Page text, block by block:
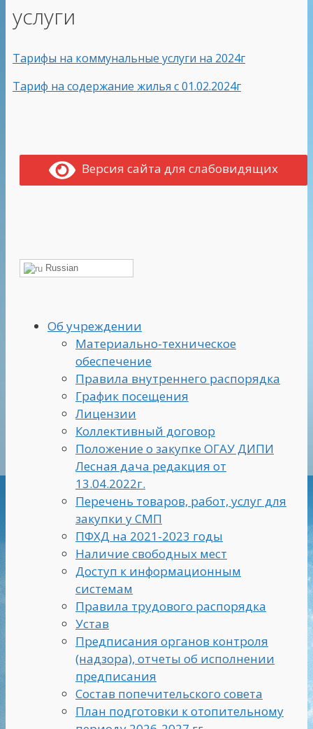
услуги
Тарифы на коммунальные услуги на 2024г
Тариф на содержание жилья с 01.02.2024г
Версия сайта для слабовидящих
Russian
Об учреждении
Материально-техническое
обеспечение
Правила внутреннего распорядка
График посещения
Лицензии
Коллективный договор
Положение о закупке ОГАУ ДИПИ
Лесная дача редакция от
13.04.2022г.
Перечень товаров, работ, услуг для
закупки у СМП
ПФХД на 2021-2023 годы
Наличие свободных мест
Доступ к информационным
системам
Правила трудового распорядка
Устав
Предписания органов контроля
(надзора), отчеты об исполнении
предписания
Состав попечительского совета
План подготовки к отопительному